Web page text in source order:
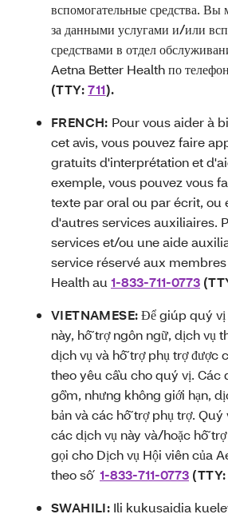
вспомогательные средства. Вы
за данными услугами и/или
средствами в отдел
Aetna Better Health по
(TTY:711).
FRENCH: Pour vous aider à
cet avis, vous pouvez faire
gratuits d'interprétation et
exemple, vous pouvez vous
texte par oral ou par écrit, ou
d'autres services auxiliaires.
services et/ou une aide
service réservé aux
Health au 1-833-711-0773
VIETNAMESE: Để giúp quý vị
này, hỗ trợ ngôn ngữ, dịch vụ
dịch vụ và hỗ trợ phụ trợ được
theo yêu cầu cho quý vị. Các
gồm, nhưng không giới hạn,
bản và các hỗ trợ phụ trợ.
các dịch vụ này và/hoặc hỗ
gọi cho Dịch vụ Hội viên của
theo số 1-833-711-0773 (TTY:
SWAHILI: Ili kukusaidia